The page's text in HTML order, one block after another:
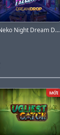
Neko Night Dream Drop
MỚI